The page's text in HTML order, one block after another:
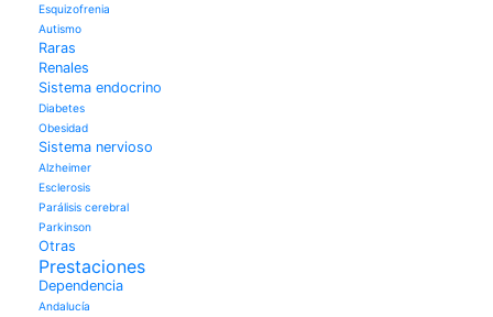
Esquizofrenia
Autismo
Raras
Renales
Sistema endocrino
Diabetes
Obesidad
Sistema nervioso
Alzheimer
Esclerosis
Parálisis cerebral
Parkinson
Otras
Prestaciones
Dependencia
Andalucía